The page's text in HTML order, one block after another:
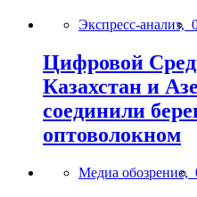
Экспресс-анализ,
Цифровой
Казахстан и
соединили
оптоволокном
Медиа обозрение,